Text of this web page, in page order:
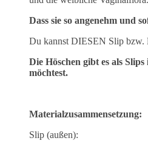
Dass sie so angenehm und
Du kannst DIESEN Slip bzw.
Die Höschen gibt es als
möchtest.
Materialzusammensetzung:
Slip (außen):